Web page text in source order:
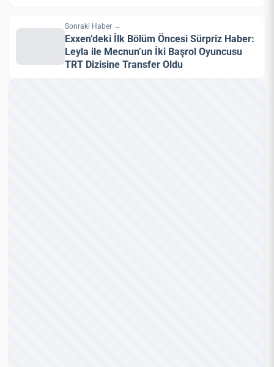
Sonraki Haber →
Exxen’deki İlk Bölüm Öncesi Sürpriz Haber:
Leyla ile Mecnun’un İki Başrol Oyuncusu
TRT Dizisine Transfer Oldu